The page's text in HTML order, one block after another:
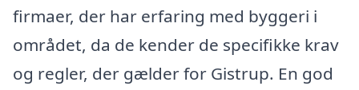
firmaer, der har erfaring med byggeri i
området, da de kender de specifikke krav
og regler, der gælder for Gistrup. En god